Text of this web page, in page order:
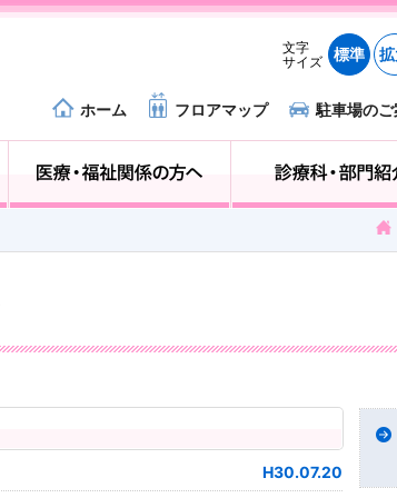
文字
サイズ
標準
ホーム フロアマップ 駐車場の
H30.07.20